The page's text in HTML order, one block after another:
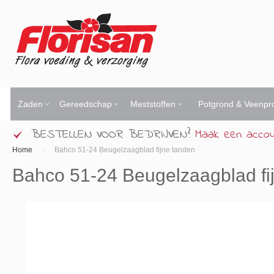
de
inhoud
Zaden Gereedschap Meststoffen Potgrond &
BESTELLEN VOOR BEDRIJVEN? Maak een
Home Bahco 51-24 Beugelzaagblad fijne tanden
Bahco 51-24 Beugelzaagblad